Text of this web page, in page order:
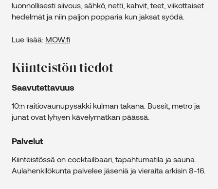
luonnollisesti siivous, sähkö, netti, kahvit, teet, viikottaiset
hedelmät ja niin paljon popparia kun jaksat syödä.
Lue lisää: MOW.fi
Kiinteistön tiedot
Saavutettavuus
10:n raitiovaunupysäkki kulman takana. Bussit, metro ja
junat ovat lyhyen kävelymatkan päässä.
Palvelut
Kiinteistössä on cocktailbaari, tapahtumatila ja sauna.
Aulahenkilökunta palvelee jäseniä ja vieraita arkisin 8-16.